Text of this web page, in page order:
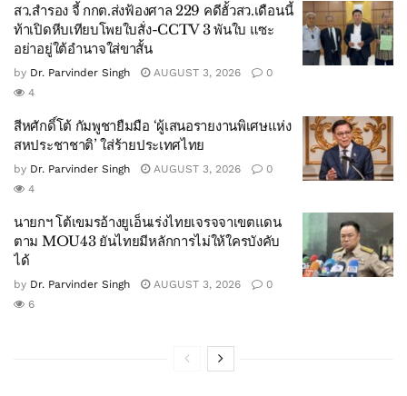
สว.สำรอง จี้ กกต.ส่งฟ้องศาล 229 คดีฮั้วสว.เดือนนี้
ท้าเปิดหีบเทียบโพยใบสั่ง-CCTV 3 พันใบ แซะ
อย่าอยู่ใต้อำนาจใส่ขาสั้น
by Dr. Parvinder Singh AUGUST 3, 2026
0
4
สีหศักดิ์โต้ กัมพูชายืมมือ ‘ผู้เสนอรายงานพิเศษแห่ง
สหประชาชาติ’ ใส่ร้ายประเทศไทย
by Dr. Parvinder Singh AUGUST 3, 2026
0
4
นายกฯ โต้เขมรอ้างยูเอ็นเร่งไทยเจรจจาเขตแดน
ตาม MOU43 ยันไทยมีหลักการไม่ให้ใครบังคับ
ได้
by Dr. Parvinder Singh AUGUST 3, 2026
0
6